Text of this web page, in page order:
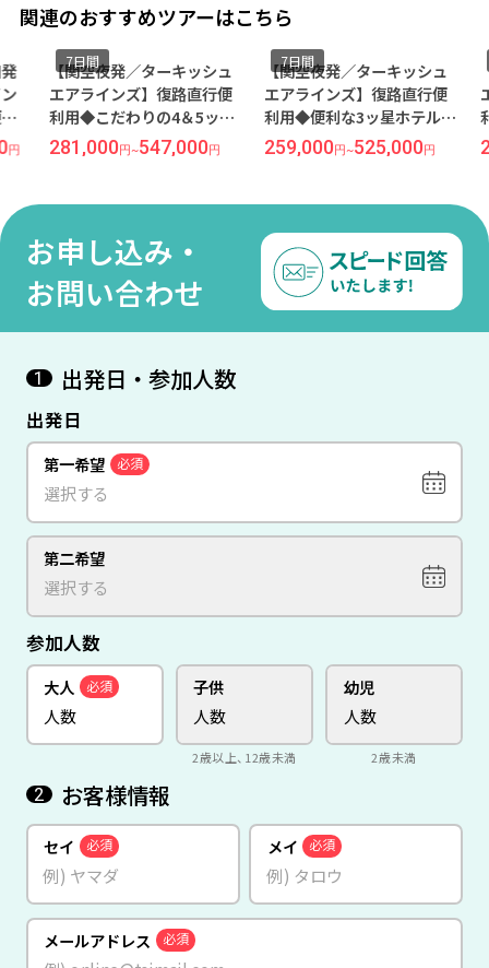
関連のおすすめツアーはこちら
【関空夜発／ターキッシュ
エアラインズ】復路直行便
利用◆こだわりの4＆5ッ星
ホテル指定！スペインとト
ルコの2ヶ国周遊＜バルセロ
7日間
281,000円~547,000円
【関空夜発／ターキッシュ
エアラインズ】復路直行便
利用◆便利な3ッ星ホテル指
定！スペインとトルコの2ヶ
国周遊＜バルセロナ×イス
7日間
259,000円~525,000円
【
エ
利用
定
お申し込み・
お問い合わせ
1 出発日・参加人数
出発日
第一希望 必須
第二希望
参加人数
大人 必須 子供
2歳以上、12歳未満
幼児
2歳未満
2 お客様情報
セイ 必須 メイ 必須
メールアドレス 必須